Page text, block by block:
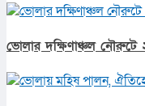
ভোলার দক্ষিণাঞ্চল নৌরুটে